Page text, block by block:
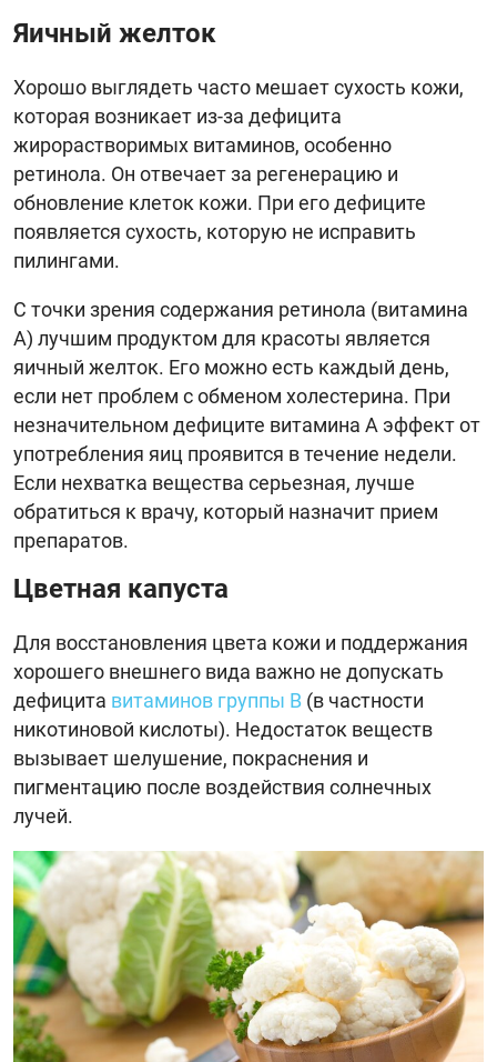
Яичный желток
Хорошо выглядеть часто мешает сухость кожи,
которая возникает из-за дефицита
жирорастворимых витаминов, особенно
ретинола. Он отвечает за регенерацию и
обновление клеток кожи. При его дефиците
появляется сухость, которую не исправить
пилингами.
С точки зрения содержания ретинола (витамина
А) лучшим продуктом для красоты является
яичный желток. Его можно есть каждый день,
если нет проблем с обменом холестерина. При
незначительном дефиците витамина A эффект от
употребления яиц проявится в течение недели.
Если нехватка вещества серьезная, лучше
обратиться к врачу, который назначит прием
препаратов.
Цветная капуста
Для восстановления цвета кожи и поддержания
хорошего внешнего вида важно не допускать
дефицита витаминов группы B (в частности
никотиновой кислоты). Недостаток веществ
вызывает шелушение, покраснения и
пигментацию после воздействия солнечных
лучей.